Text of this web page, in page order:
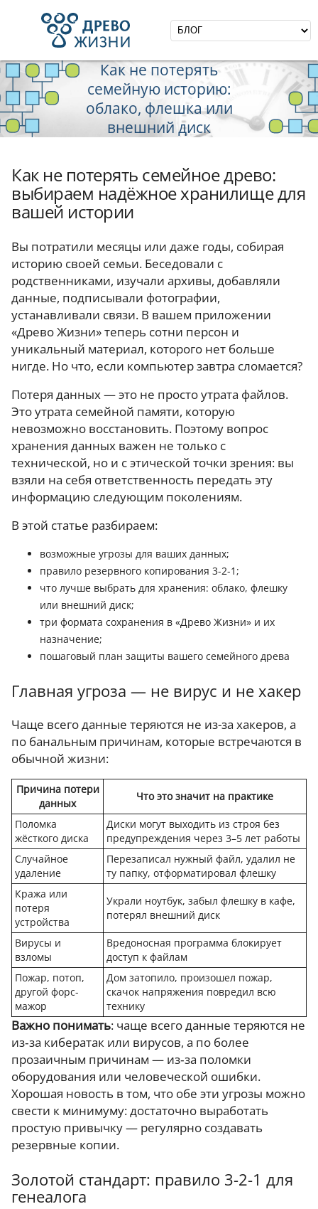
Как не потерять
семейную историю:
облако, флешка или
внешний диск
Как не потерять семейное древо:
выбираем надёжное хранилище для
вашей истории
Вы потратили месяцы или даже годы, собирая
историю своей семьи. Беседовали с
родственниками, изучали архивы, добавляли
данные, подписывали фотографии,
устанавливали связи. В вашем приложении
«Древо Жизни» теперь сотни персон и
уникальный материал, которого нет больше
нигде. Но что, если компьютер завтра сломается?
Потеря данных — это не просто утрата файлов.
Это утрата семейной памяти, которую
невозможно восстановить. Поэтому вопрос
хранения данных важен не только с
технической, но и с этической точки зрения: вы
взяли на себя ответственность передать эту
информацию следующим поколениям.
В этой статье разбираем:
возможные угрозы для ваших данных;
правило резервного копирования 3-2-1;
что лучше выбрать для хранения: облако, флешку
или внешний диск;
три формата сохранения в «Древо Жизни» и их
назначение;
пошаговый план защиты вашего семейного древа
Главная угроза — не вирус и не хакер
Чаще всего данные теряются не из-за хакеров, а
по банальным причинам, которые встречаются в
обычной жизни:
Причина потери
данных
Что это значит на практике
Поломка
жёсткого диска
Диски могут выходить из строя без
предупреждения через 3–5 лет работы
Случайное
удаление
Перезаписал нужный файл, удалил не
ту папку, отформатировал флешку
Кража или
потеря
устройства
Украли ноутбук, забыл флешку в кафе,
потерял внешний диск
Вирусы и
взломы
Вредоносная программа блокирует
доступ к файлам
Пожар, потоп,
другой форс-
мажор
Дом затопило, произошел пожар,
скачок напряжения повредил всю
технику
Важно понимать: чаще всего данные теряются не
из‑за кибератак или вирусов, а по более
прозаичным причинам — из‑за поломки
оборудования или человеческой ошибки.
Хорошая новость в том, что обе эти угрозы можно
свести к минимуму: достаточно выработать
простую привычку — регулярно создавать
резервные копии.
Золотой стандарт: правило 3-2-1 для
генеалога